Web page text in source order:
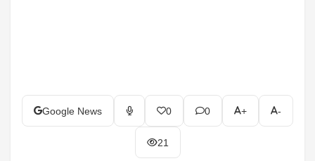
Google News 0 0 + -
21